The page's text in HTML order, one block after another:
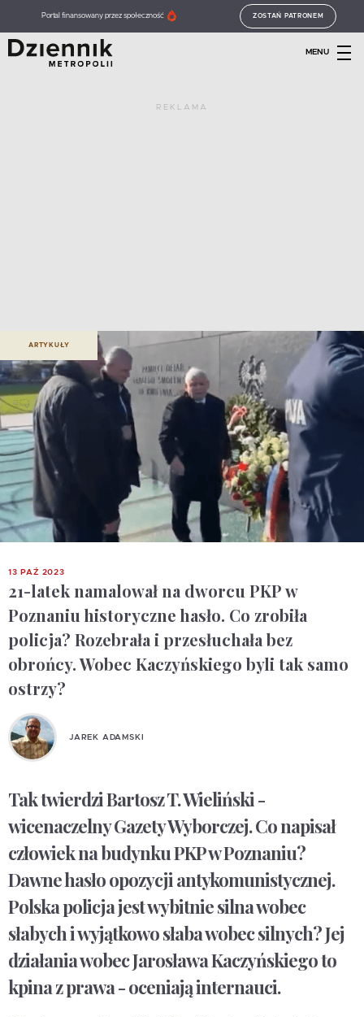
Portal finansowany przez społeczność ZOSTAŃ PATRONEM
MENU
REKLAMA
ARTYKUŁY
13 PAŹ 2023
21-latek namalował na dworcu PKP w
Poznaniu historyczne hasło. Co zrobiła
policja? Rozebrała i przesłuchała bez
obrońcy. Wobec Kaczyńskiego byli tak samo
ostrzy?
JAREK ADAMSKI
Tak twierdzi Bartosz T. Wieliński -
wicenaczelny Gazety Wyborczej. Co napisał
człowiek na budynku PKP w Poznaniu?
Dawne hasło opozycji antykomunistycznej.
Polska policja jest wybitnie silna wobec
słabych i wyjątkowo słaba wobec silnych? Jej
działania wobec Jarosława Kaczyńskiego to
kpina z prawa - oceniają internauci.